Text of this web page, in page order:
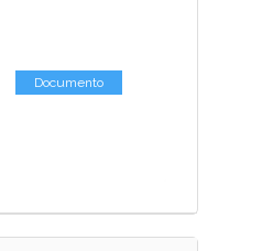
Documento